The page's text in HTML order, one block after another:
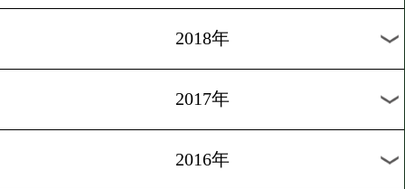
2025年
2024年
2023年